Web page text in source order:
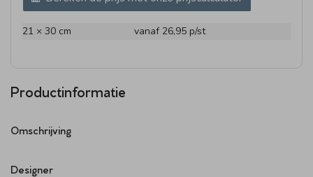
21 × 30 cm vanaf 26,95 p/st
Productinformatie
Omschrijving
Designer